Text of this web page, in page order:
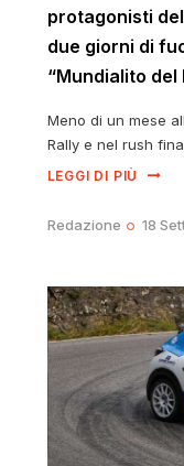
protagonisti
due giorni di
“Mundialito del
Meno di un mese
Rally e nel rush
LEGGI DI PIÙ
Redazione 18